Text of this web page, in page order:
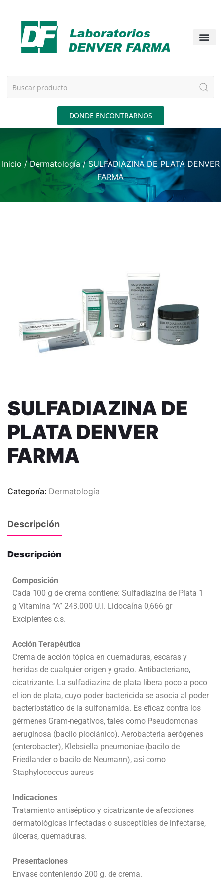
DONDE ENCONTRARNOS
Inicio /Dermatología/ SULFADIAZINA DE PLATA DENVER
FARMA
SULFADIAZINA DE
PLATA DENVER
FARMA
Categoría: Dermatología
Descripción
Descripción
Composición
Cada 100 g de crema contiene: Sulfadiazina de Plata 1
g Vitamina “A” 248.000 U.I. Lidocaína 0,666 gr
Excipientes c.s.
Acción Terapéutica
Crema de acción tópica en quemaduras, escaras y
heridas de cualquier origen y grado. Antibacteriano,
cicatrizante. La sulfadiazina de plata libera poco a poco
el ion de plata, cuyo poder bactericida se asocia al poder
bacteriostático de la sulfonamida. Es eficaz contra los
gérmenes Gram-negativos, tales como Pseudomonas
aeruginosa (bacilo piociánico), Aerobacteria aerógenes
(enterobacter), Klebsiella pneumoniae (bacilo de
Friedlander o bacilo de Neumann), así como
Staphylococcus aureus
Indicaciones
Tratamiento antiséptico y cicatrizante de afecciones
dermatológicas infectadas o susceptibles de infectarse,
úlceras, quemaduras.
Presentaciones
Envase conteniendo 200 g. de crema.